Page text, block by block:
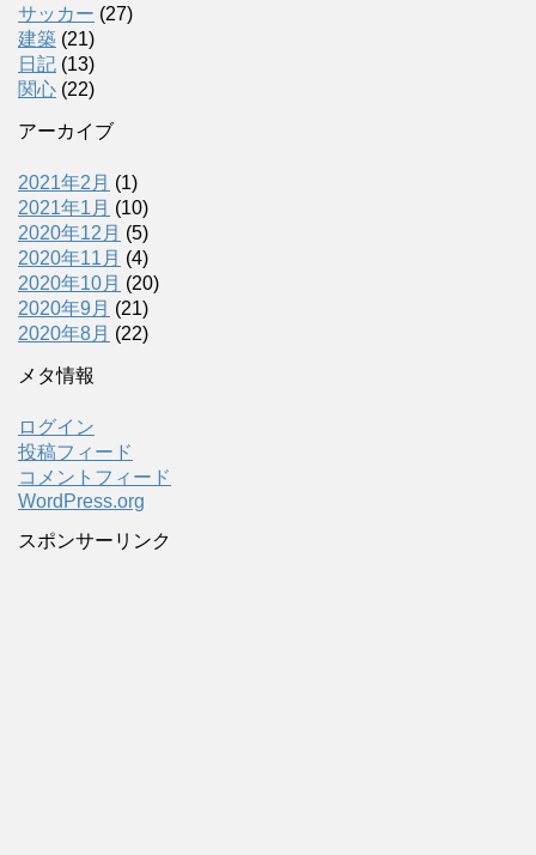
サッカー (27)
建築 (21)
日記 (13)
関心 (22)
アーカイブ
2021年2月 (1)
2021年1月 (10)
2020年12月 (5)
2020年11月 (4)
2020年10月 (20)
2020年9月 (21)
2020年8月 (22)
メタ情報
ログイン
投稿フィード
コメントフィード
WordPress.org
スポンサーリンク